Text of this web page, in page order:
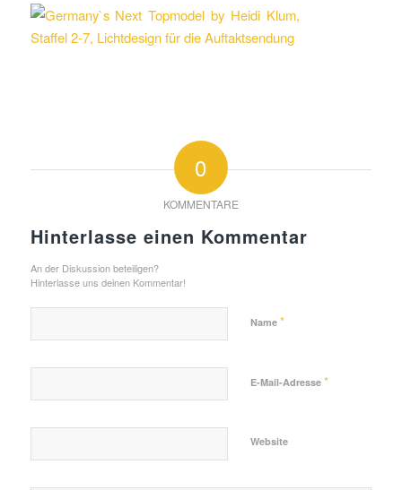
0
KOMMENTARE
Hinterlasse einen Kommentar
An der Diskussion beteiligen?
Hinterlasse uns deinen Kommentar!
Name *
E-Mail-Adresse *
Website